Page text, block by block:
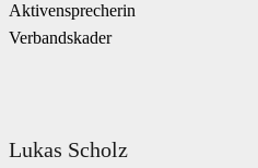
Aktivensprecherin
Verbandskader
Lukas Scholz